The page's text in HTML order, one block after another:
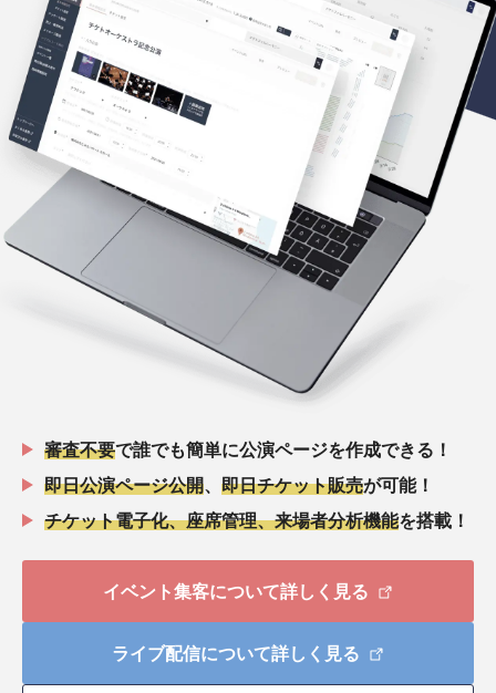
審査不要で誰でも簡単に公演ページを作成できる！
即日公演ページ公開、 即日チケット販売が可能！
チケット電子化、座席管理、来場者分析機能を搭載！
イベント集客について詳しく見る
ライブ配信について詳しく見る